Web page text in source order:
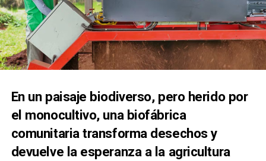
En un paisaje biodiverso, pero herido por
el monocultivo, una biofábrica
comunitaria transforma desechos y
devuelve la esperanza a la agricultura